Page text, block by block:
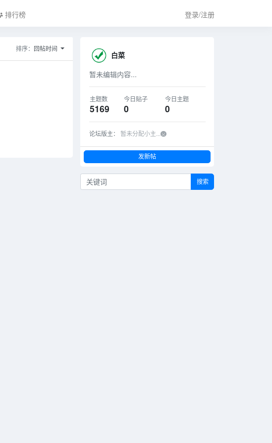
排行榜 登录/注册
排序： 回帖时间
白菜
暂未编辑内容...
主题数
5169
今日贴子
0
今日主题
0
论坛版主： 暂未分配小主...
发新帖
搜索